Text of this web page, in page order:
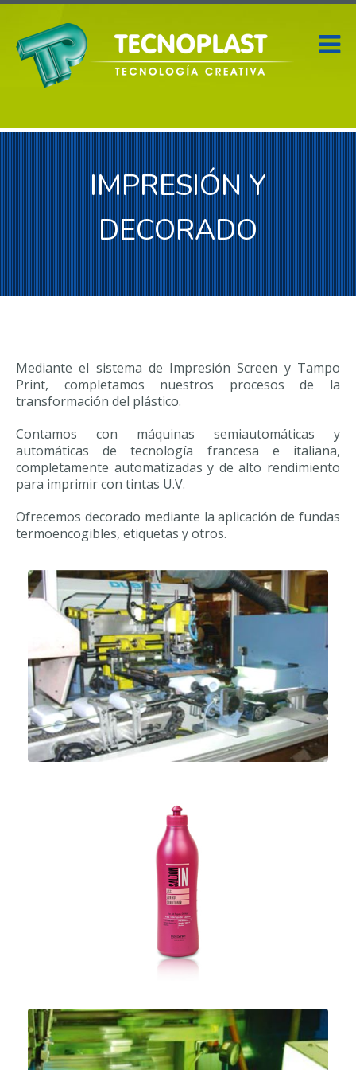
IMPRESIÓN Y
DECORADO
Mediante el sistema de Impresión Screen y Tampo
Print, completamos nuestros procesos de la
transformación del plástico.
Contamos con máquinas semiautomáticas y
automáticas de tecnología francesa e italiana,
completamente automatizadas y de alto rendimiento
para imprimir con tintas U.V.
Ofrecemos decorado mediante la aplicación de fundas
termoencogibles, etiquetas y otros.